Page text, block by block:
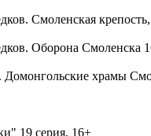
Смоленская
Оборона Смоленска
Домонгольские храмы
19 серия, 16+